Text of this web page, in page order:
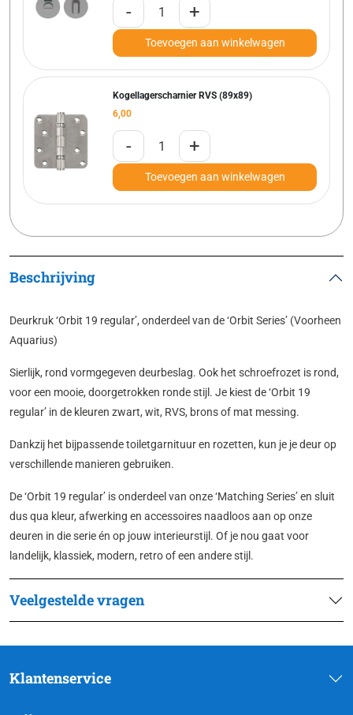
- +
Toevoegen aan winkelwagen
Kogellagerscharnier RVS (89x89)
6,00
- +
Toevoegen aan winkelwagen
Beschrijving
Deurkruk ‘Orbit 19 regular’, onderdeel van de ‘Orbit Series’ (Voorheen
Aquarius)
Sierlijk, rond vormgegeven deurbeslag. Ook het schroefrozet is rond,
voor een mooie, doorgetrokken ronde stijl. Je kiest de ‘Orbit 19
regular’ in de kleuren zwart, wit, RVS, brons of mat messing.
Dankzij het bijpassende toiletgarnituur en rozetten, kun je je deur op
verschillende manieren gebruiken.
De ‘Orbit 19 regular’ is onderdeel van onze ‘Matching Series’ en sluit
dus qua kleur, afwerking en accessoires naadloos aan op onze
deuren in die serie én op jouw interieurstijl. Of je nou gaat voor
landelijk, klassiek, modern, retro of een andere stijl.
Veelgestelde vragen
Klantenservice